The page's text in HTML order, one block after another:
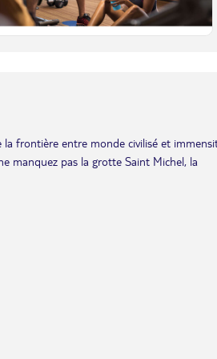
la frontière entre monde civilisé et
manquez pas la grotte Saint Michel, la